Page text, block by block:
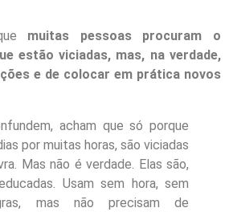
muitas pessoas procuram o
estão viciadas, mas, na verdade,
e de colocar em prática novos
acham que só porque
por muitas horas, são viciadas
Mas não é verdade. Elas são,
Usam sem hora, sem
mas não precisam de